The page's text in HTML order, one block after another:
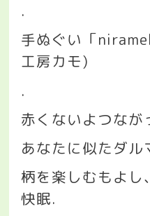
.
手ぬぐい「
工房カモ)
.
赤くないよつなが
あなたに似たダル
柄を楽しむもよし
快眠.